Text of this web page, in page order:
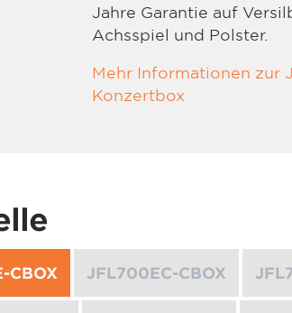
Jahre Garantie auf
Achsspiel und Polster.
Mehr Informationen zur
Konzertbox
CBOX JFL700EC-CBOX